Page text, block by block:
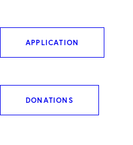
APPLICATION
DONATIONS
DOWNLOAD